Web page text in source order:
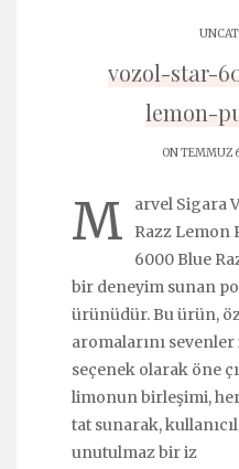
vozol-star-
lemon-
ON TEMMUZ
M
arvel Sigara
Razz Lemon
6000 Blue
bir deneyim sunan
ürünüdür. Bu ürün,
aromalarını
seçenek olarak öne
limonun birleşimi,
tat sunarak,
unutulmaz bir iz